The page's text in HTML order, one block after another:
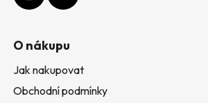
O nákupu
Jak nakupovat
Obchodní podmínky